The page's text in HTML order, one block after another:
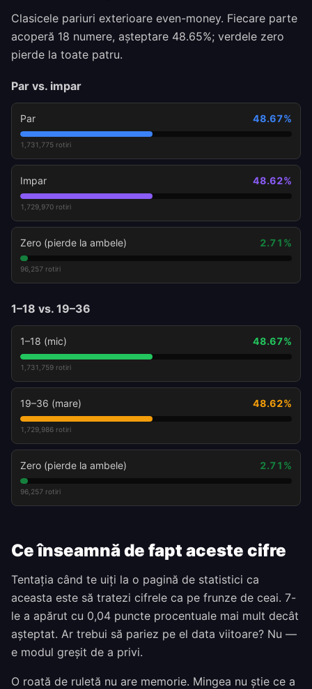
Clasicele pariuri exterioare even-money. Fiecare parte
acoperă 18 numere, așteptare 48.65%; verdele zero
pierde la toate patru.
Par vs. impar
Par 48.67%
1,731,775 rotiri
Impar 48.62%
1,729,970 rotiri
Zero (pierde la ambele) 2.71 %
96,257 rotiri
1–18 vs. 19–36
1–18 (mic) 48.67%
1,731,759 rotiri
19–36 (mare) 48.62%
1,729,986 rotiri
Zero (pierde la ambele) 2.71 %
96,257 rotiri
Ce înseamnă de fapt aceste cifre
Tentația când te uiți la o pagină de statistici ca
aceasta este să tratezi cifrele ca pe frunze de ceai. 7-
le a apărut cu 0,04 puncte procentuale mai mult decât
așteptat. Ar trebui să pariez pe el data viitoare? Nu —
e modul greșit de a privi.
O roată de ruletă nu are memorie. Mingea nu știe ce a